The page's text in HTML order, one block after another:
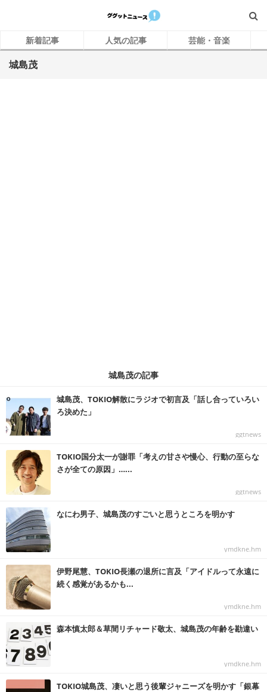
新着記事 人気の記事 芸能・音楽
城島茂
城島茂の記事
城島茂、TOKIO解散にラジオで初言及「話し合っていろい
ろ決めた」
ggtnews
TOKIO国分太一が謝罪「考えの甘さや慢心、行動の至らな
さが全ての原因」…...
ggtnews
なにわ男子、城島茂のすごいと思うところを明かす
ymdkne.hm
伊野尾慧、TOKIO長瀬の退所に言及「アイドルって永遠に
続く感覚があるかも...
ymdkne.hm
森本慎太郎＆草間リチャード敬太、城島茂の年齢を勘違い
ymdkne.hm
TOKIO城島茂、凄いと思う後輩ジャニーズを明かす「銀幕